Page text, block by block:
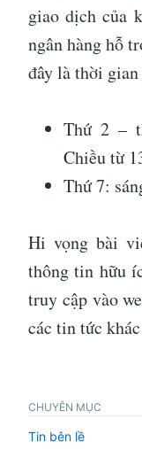
giao dịch của
ngân hàng hỗ
đây là thời
Thứ 2 –
Chiều từ
Thứ 7:
Hi vọng bài
thông tin hữu
truy cập vào
các tin tức
CHUYÊN MỤC
Tin bên lề